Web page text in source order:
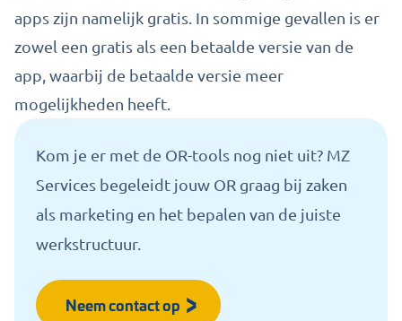
apps zijn namelijk gratis. In sommige gevallen is er
zowel een gratis als een betaalde versie van de
app, waarbij de betaalde versie meer
mogelijkheden heeft.
Kom je er met de OR-tools nog niet uit? MZ
Services begeleidt jouw OR graag bij zaken
als marketing en het bepalen van de juiste
werkstructuur.
Neem contact op